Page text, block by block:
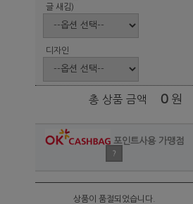
글 새김)
디자인
총 상품 금액 0 원
포인트사용 가맹점
?
상품이 품절되었습니다.